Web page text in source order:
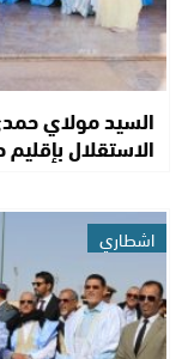
السيد مولاي
الاستقلال
اشطاري